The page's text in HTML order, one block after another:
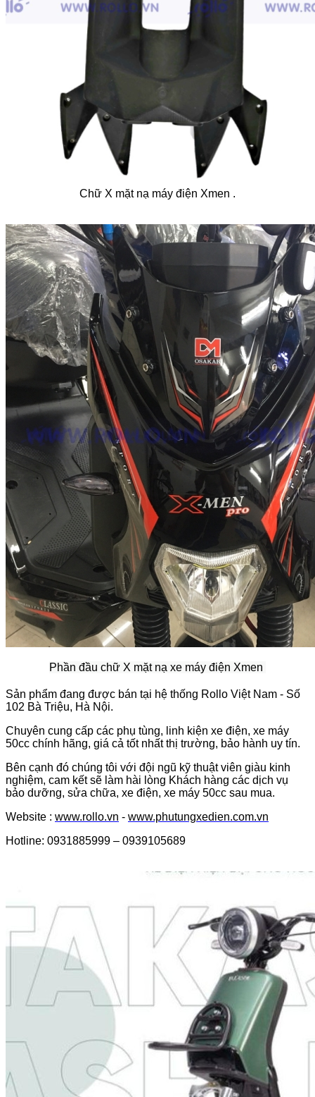
Chữ X mặt nạ máy điện Xmen .
Phần đầu chữ X mặt nạ xe máy điện Xmen
Sản phẩm đang được bán tại hệ thống Rollo Việt Nam - Số
102 Bà Triệu, Hà Nội.
Chuyên cung cấp các phụ tùng, linh kiện xe điện, xe máy
50cc chính hãng, giá cả tốt nhất thị trường, bảo hành uy tín.
Bên cạnh đó chúng tôi với đội ngũ kỹ thuật viên giàu kinh
nghiệm, cam kết sẽ làm hài lòng Khách hàng các dịch vụ
bảo dưỡng, sửa chữa, xe điện, xe máy 50cc sau mua.
Website : www.rollo.vn - www.phutungxedien.com.vn
Hotline: 0931885999 – 0939105689